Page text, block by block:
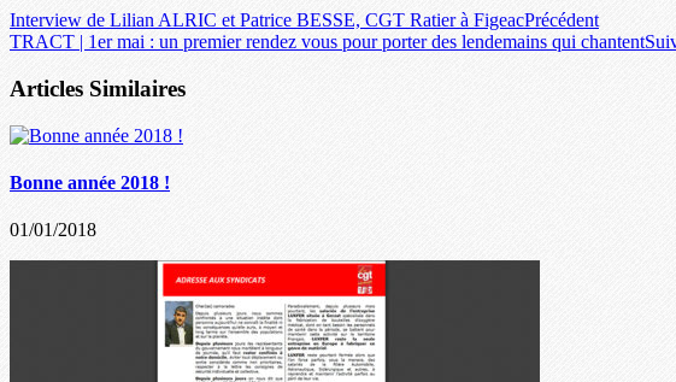
Interview de Lilian ALRIC et Patrice BESSE, CGT Ratier à FigeacPrécédent
TRACT | 1er mai : un premier rendez vous pour porter des lendemains qui chantent
Articles Similaires
Bonne année 2018 !
01/01/2018